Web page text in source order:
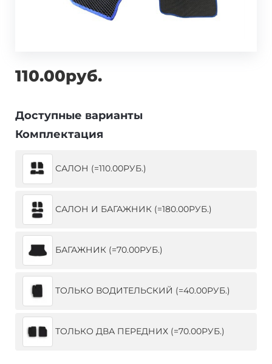
110.00руб.
Доступные варианты
Комплектация
САЛОН (=110.00РУБ.)
САЛОН И БАГАЖНИК (=180.00РУБ.)
БАГАЖНИК (=70.00РУБ.)
ТОЛЬКО ВОДИТЕЛЬСКИЙ (=40.00РУБ.)
ТОЛЬКО ДВА ПЕРЕДНИХ (=70.00РУБ.)